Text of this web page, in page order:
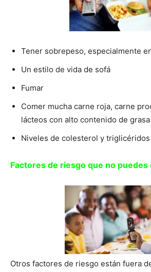
Tener sobrepeso, especialmente
Un estilo de vida de sofá
Fumar
Comer mucha carne roja, carne
lácteos con alto contenido de
Niveles de colesterol y
Factores de riesgo que no
Otros factores de riesgo están fuera